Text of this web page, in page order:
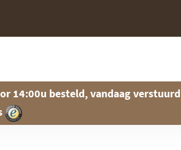
14:00u besteld, vandaag verstuurd